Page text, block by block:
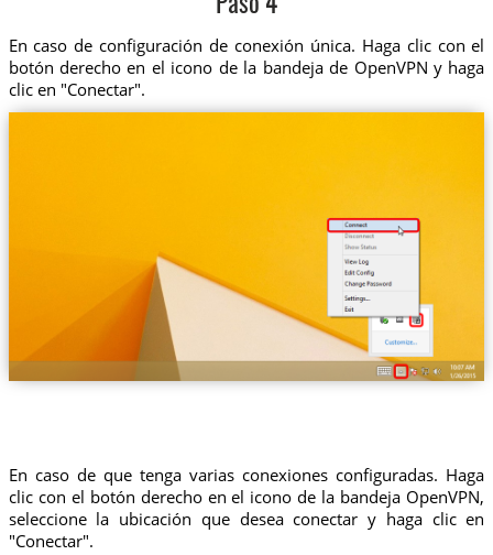
Paso 4
En caso de configuración de conexión única. Haga clic con el
botón derecho en el icono de la bandeja de OpenVPN y haga
clic en "Conectar".
En caso de que tenga varias conexiones configuradas. Haga
clic con el botón derecho en el icono de la bandeja OpenVPN,
seleccione la ubicación que desea conectar y haga clic en
"Conectar".